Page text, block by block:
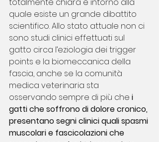
totalmente chiara e intorno alla
quale esiste un grande dibattito
scientifico. Allo stato attuale non ci
sono studi clinici effettuati sul
gatto circa l’eziologia dei trigger
points e la biomeccanica della
fascia, anche se la comunità
medica veterinaria sta
osservando sempre di più che i
gatti che soffrono di dolore cronico,
presentano segni clinici quali spasmi
muscolari e fascicolazioni che